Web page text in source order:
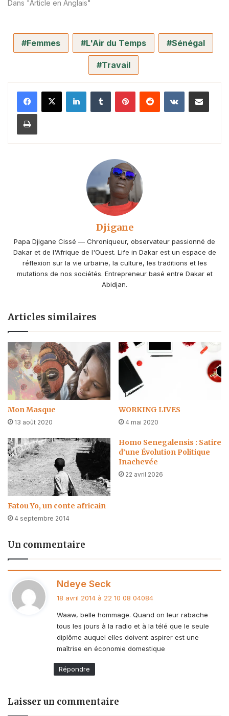
Dans "Article en Anglais"
Femmes L'Air du Temps Sénégal
Travail
LinkedinTumblr PinterestReddit VKontaktePartager par email
Imprimer
Djigane
Papa Djigane Cissé — Chroniqueur, observateur passionné de
Dakar et de l'Afrique de l'Ouest. Life in Dakar est un espace de
réflexion sur la vie urbaine, la culture, les traditions et les
mutations de nos sociétés. Entrepreneur basé entre Dakar et
Abidjan.
Articles similaires
Mon Masque
13 août 2020
‪WORKING LIVES
4 mai 2020
Fatou Yo, un conte africain
4 septembre 2014
Homo Senegalensis : Satire
d’une Évolution Politique
Inachevée
22 avril 2026
Un commentaire
Ndeye Seck
:
18 avril 2014 à 22 10 08 04084
Waaw, belle hommage. Quand on leur rabache
tous les jours à la radio et à la télé que le seule
diplôme auquel elles doivent aspirer est une
maîtrise en économie domestique
Répondre
Laisser un commentaire